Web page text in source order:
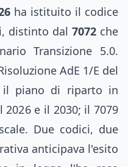
ha istituito il codice
distinto dal 7072 che
Transizione 5.0.
AdE 1/E del
il piano di riparto in
e il 2030; il 7079
Due codici, due
anticipava l'esito